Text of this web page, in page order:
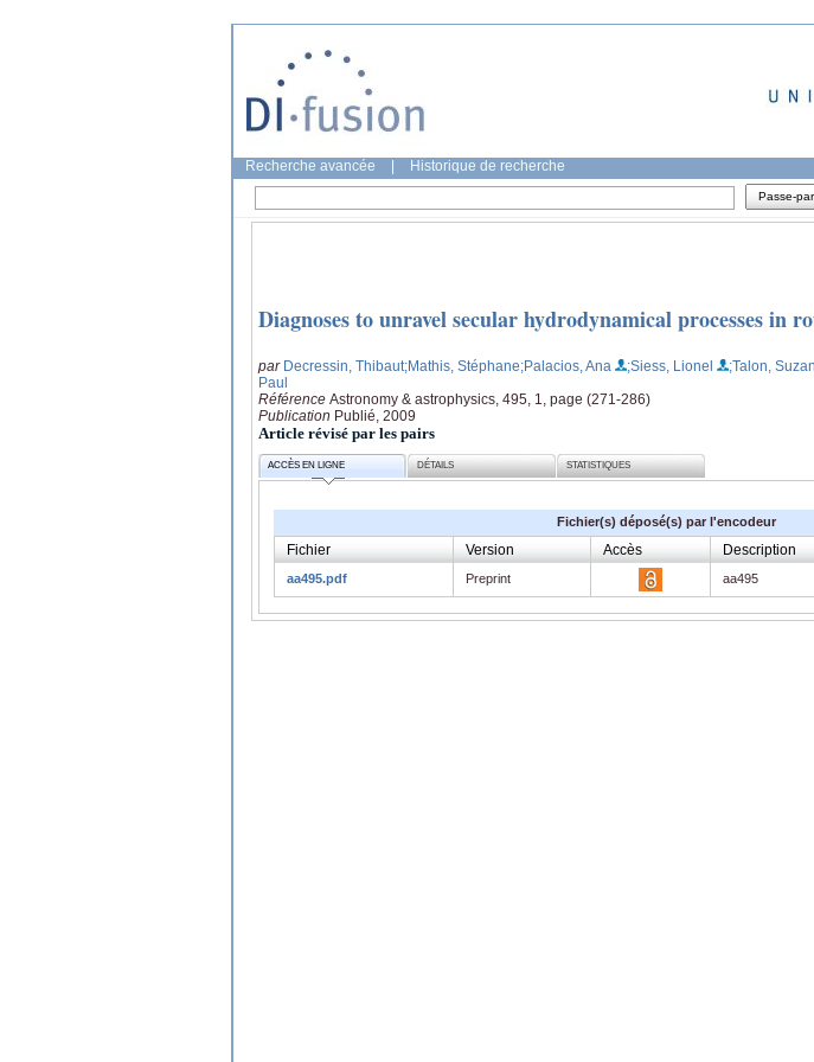
Recherche avancée Historique de recherche
Passe-
Diagnoses to unravel secular hydrodynamical processes in
par Decressin, Thibaut;Mathis, Stéphane;Palacios, Ana ;Siess, Lionel ;Talon,
Paul
Référence Astronomy & astrophysics, 495, 1, page (271-286)
Publication Publié, 2009
Article révisé par les pairs
ACCÈS EN LIGNE DÉTAILS STATISTIQUES
Fichier(s) déposé(s) par l'encodeur
Fichier Version Accès Description
aa495.pdf Preprint aa495